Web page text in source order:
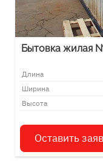
Бытовка жилая
Длина
Ширина
Высота
Оставить